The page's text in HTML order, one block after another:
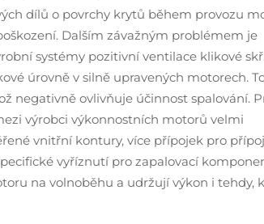
dílů o povrchy krytů během provozu
Dalším závažným problémem je
systémy pozitivní ventilace klikové
úrovně v silně upravených motorech.
negativně ovlivňuje účinnost spalování.
výrobci výkonnostních motorů velmi
vnitřní kontury, více přípojek pro
vyříznutí pro zapalovací
na volnoběhu a udržují výkon i tehdy,